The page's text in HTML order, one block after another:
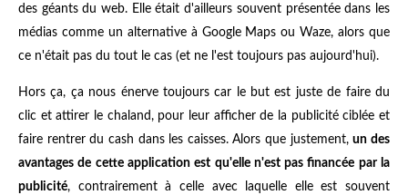
des géants du web. Elle était d'ailleurs souvent présentée dans les
médias comme un alternative à Google Maps ou Waze, alors que
ce n'était pas du tout le cas (et ne l'est toujours pas aujourd'hui).
Hors ça, ça nous énerve toujours car le but est juste de faire du
clic et attirer le chaland, pour leur afficher de la publicité ciblée et
faire rentrer du cash dans les caisses. Alors que justement,un des
avantages de cette application est qu'elle n'est pas financée par la
publicité, contrairement à celle avec laquelle elle est souvent